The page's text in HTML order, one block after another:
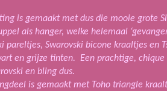
is gemaakt met dus die mooie grote
als hanger, welke helemaal
pareltjes, Swarovski bicone kraaltjes en
en grijze tinten. Een prachtige,
en bling dus.
is gemaakt met Toho triangle